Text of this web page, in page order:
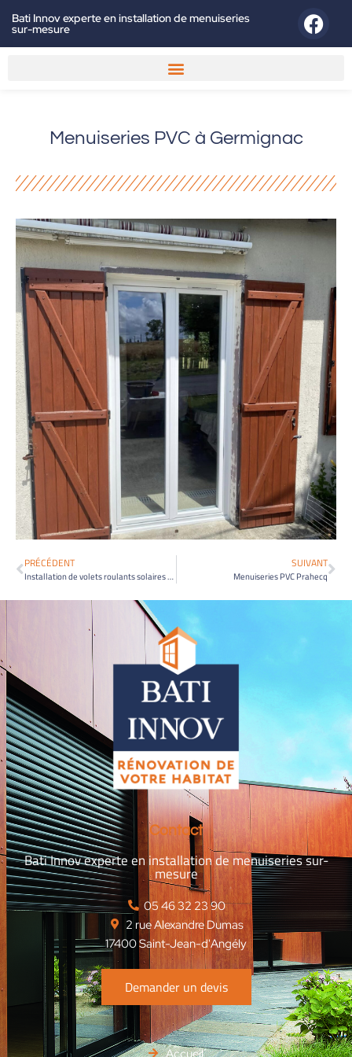
Bati Innov experte en installation de menuiseries
sur-mesure
Menuiseries PVC à Germignac
PRÉCÉDENT
Installation de volets roulants solaires gris anthracites à Burie
SUIVANT
Menuiseries PVC Prahecq
Contact
Bati Innov experte en installation de menuiseries sur-
mesure
‭05 46 32 23 90‬
2 rue Alexandre Dumas
17400 Saint-Jean-d'Angély
Demander un devis
Accueil